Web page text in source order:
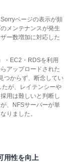
ページの表示が頻
メンテナンスが発生
ー数増加に対応した
・EC2・RDSを利用
アップロードされた
つからず、断念してい
が、レイテンシーや
用は難しいと判断し
、NFSサーバーが単
りました。
用性を向上